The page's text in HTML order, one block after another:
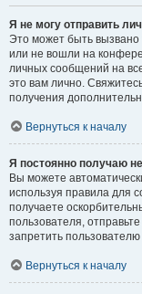
Я не могу отправить
Это может быть
или не вошли на
личных сообщений на
это вам лично.
получения
Вернуться к началу
Я постоянно получаю
Вы можете
используя правила для
получаете
пользователя,
запретить
Вернуться к началу